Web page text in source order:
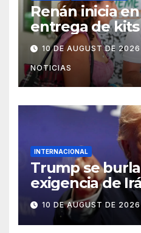
Renán inicia
entrega de
escolares 2026
10 DE AUGUST DE 2026
NOTICIAS
INTERNACIONAL
Trump se
exigencia de
reparaciones
10 DE AUGUST DE 2026